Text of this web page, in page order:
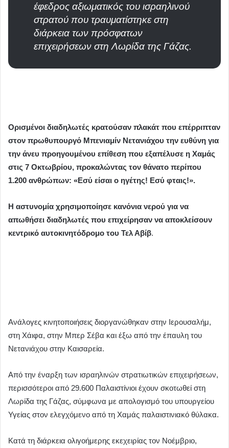
έφεδρος αξιωματικός του ισραηλινού
στρατού που τραυματίστηκε στη
διάρκεια των πρόσφατων
επιχειρήσεων στη Λωρίδα της Γάζας.
Ορισμένοι διαδηλωτές κρατούσαν πλακάτ που επέρριπταν
στον πρωθυπουργό Μπενιαμίν Νετανιάχου την ευθύνη για
την άνευ προηγουμένου επίθεση που εξαπέλυσε η Χαμάς
στις 7 Οκτωβρίου, προκαλώντας τον θάνατο περίπου
1.200 ανθρώπων: «Εσύ είσαι ο ηγέτης! Εσύ φταις!».
Η αστυνομία χρησιμοποίησε κανόνια νερού για να
απωθήσει διαδηλωτές που επιχείρησαν να αποκλείσουν
κεντρικό αυτοκινητόδρομο του Τελ Αβίβ.
Ανάλογες κινητοποιήσεις διοργανώθηκαν στην Ιερουσαλήμ,
στη Χάιφα, στην Μπερ Σέβα και έξω από την έπαυλη του
Νετανιάχου στην Καισαρεία.
Από την έναρξη των ισραηλινών στρατιωτικών επιχειρήσεων,
περισσότεροι από 29.600 Παλαιστίνιοι έχουν σκοτωθεί στη
Λωρίδα της Γάζας, σύμφωνα με απολογισμό του υπουργείου
Υγείας στον ελεγχόμενο από τη Χαμάς παλαιστινιακό θύλακα.
Κατά τη διάρκεια ολιγοήμερης εκεχειρίας τον Νοέμβριο,